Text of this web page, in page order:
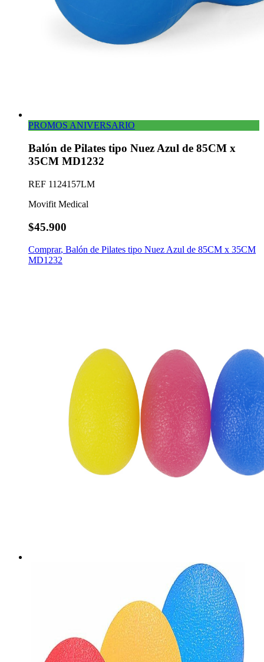
PROMOS ANIVERSARIO
Balón de Pilates tipo Nuez Azul de 85CM x
35CM MD1232
REF 1124157LM
Movifit Medical
$45.900
Comprar, Balón de Pilates tipo Nuez Azul de 85CM x 35CM
MD1232